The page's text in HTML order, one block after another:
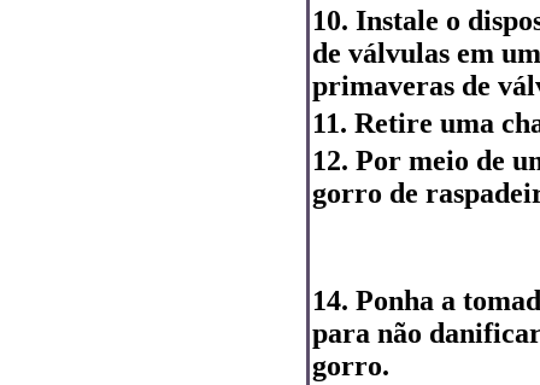
10. Instale o
de válvulas em
primaveras de
11. Retire uma
12. Por meio de
gorro de
14. Ponha a
para não
gorro.